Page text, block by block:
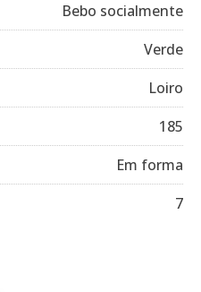
Bebo socialmente
Verde
Loiro
185
Em forma
7